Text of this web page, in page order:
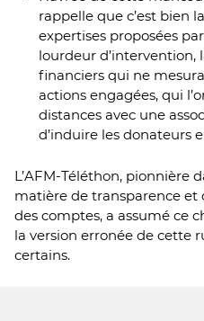
rappelle que c’est bien
expertises proposées
lourdeur d’intervention,
financiers qui ne
actions engagées, qui
distances avec une
d’induire les donateurs
L’AFM-Téléthon, pionnière
matière de transparence et
des comptes, a assumé ce
la version erronée de cette
certains.